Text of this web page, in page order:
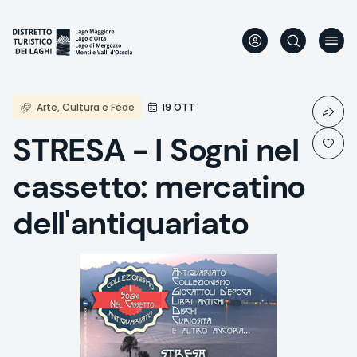
Inhalt
Arte, Cultura e Fede 19 OTT
STRESA - I Sogni nel
cassetto: mercatino
dell'antiquariato